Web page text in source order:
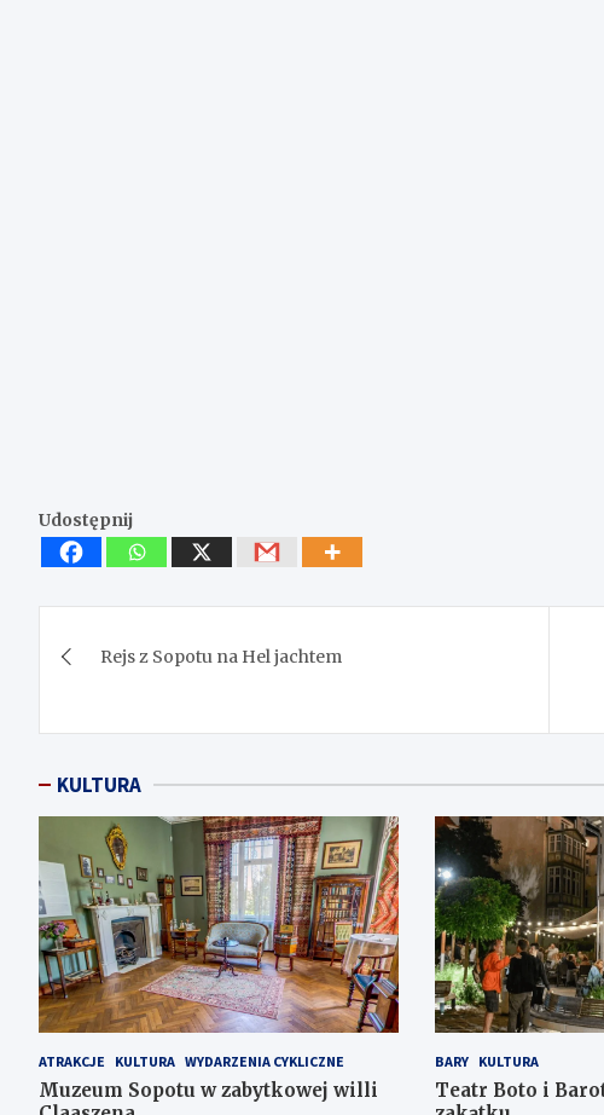
Udostępnij
wpisu
Rejs z Sopotu na Hel jachtem
KULTURA
ATRAKCJE KULTURA WYDARZENIA CYKLICZNE
Muzeum Sopotu w zabytkowej willi
BARY KULTURA
Teatr Boto i